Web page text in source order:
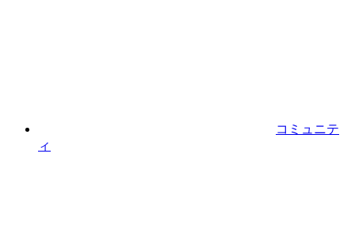
コミュニテ
ィ